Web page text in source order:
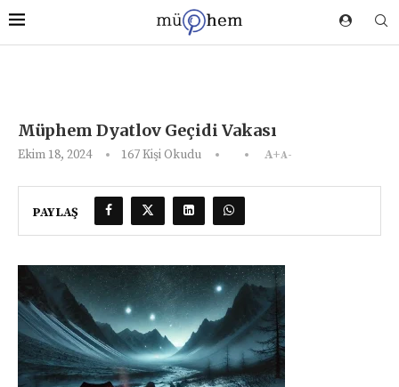
Müphem Dyatlov Geçidi Vakası
Ekim 18, 2024 167Kişi Okudu A+A-
PAYLAŞ